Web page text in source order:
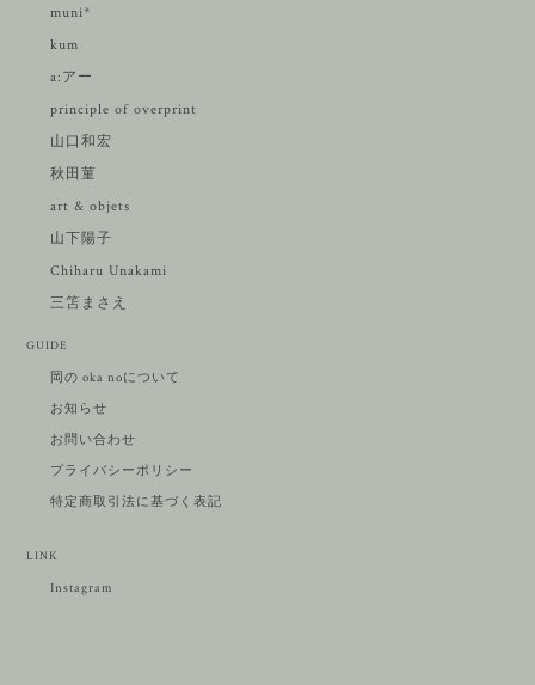
muni*
kum
a:アー
principle of overprint
山口和宏
秋田菫
art & objets
山下陽子
Chiharu Unakami
三笘まさえ
GUIDE
岡の oka noについて
お知らせ
お問い合わせ
プライバシーポリシー
特定商取引法に基づく表記
LINK
Instagram